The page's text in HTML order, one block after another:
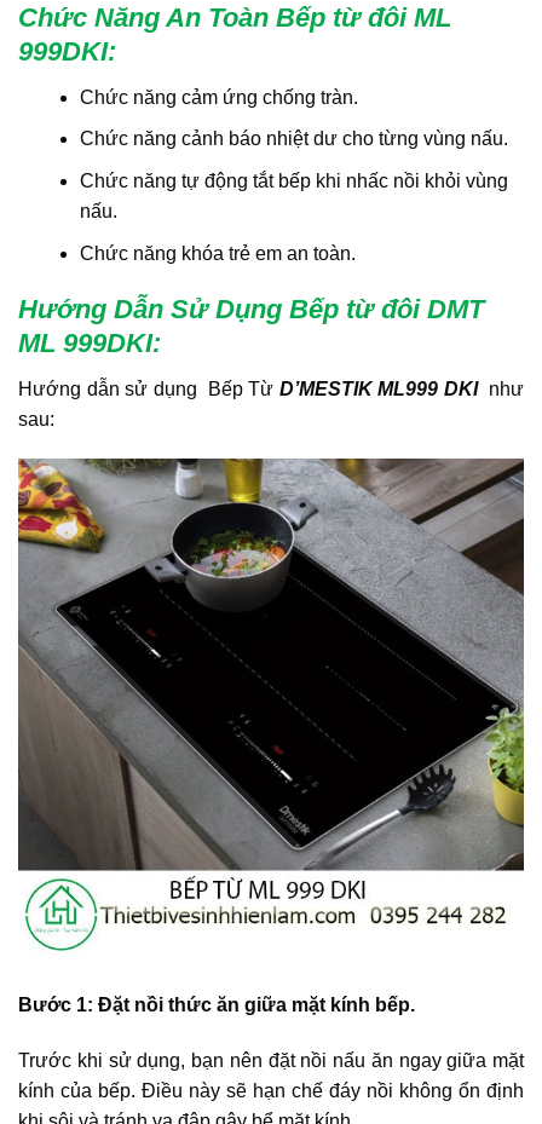
Chức Năng An Toàn Bếp từ đôi ML
999DKI:
Chức năng cảm ứng chống tràn.
Chức năng cảnh báo nhiệt dư cho từng vùng nấu.
Chức năng tự động tắt bếp khi nhấc nồi khỏi vùng
nấu.
Chức năng khóa trẻ em an toàn.
Hướng Dẫn Sử Dụng Bếp từ đôi DMT
ML 999DKI:
Hướng dẫn sử dụng Bếp Từ D’MESTIK ML999 DKI như
sau:
Bước 1: Đặt nồi thức ăn giữa mặt kính bếp.
Trước khi sử dụng, bạn nên đặt nồi nấu ăn ngay giữa mặt
kính của bếp. Điều này sẽ hạn chế đáy nồi không ổn định